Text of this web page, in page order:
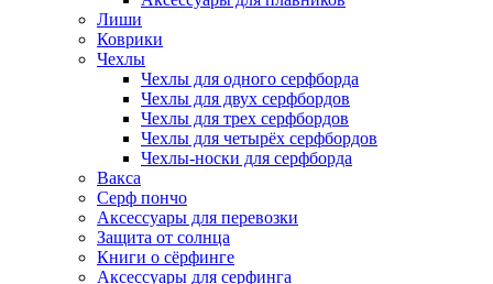
Лиши
Коврики
Чехлы
Чехлы для одного серфборда
Чехлы для двух серфбордов
Чехлы для трех серфбордов
Чехлы для четырёх серфбордов
Чехлы-носки для серфборда
Вакса
Серф пончо
Аксессуары для перевозки
Защита от солнца
Книги о сёрфинге
Аксессуары для серфинга